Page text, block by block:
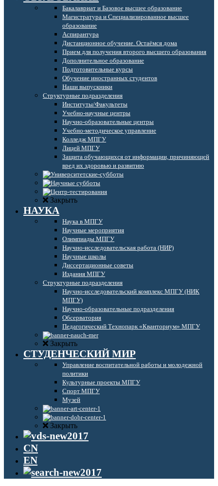
Бакалавриат и Базовое высшее образование
Магистратура и Специализированное высшее
образование
Аспирантура
Дистанционное обучение. Остаёмся дома
Прием для получения второго высшего образования
Дополнительное образование
Подготовительные курсы
Обучение иностранных студентов
Наши выпускники
Структурные подразделения
Институты/Факультеты
Учебно-научные центры
Научно-образовательные центры
Учебно-методическое управление
Колледж МПГУ
Лицей МПГУ
Защита обучающихся от информации, причиняющей
вред их здоровью и развитию
Закрыть
НАУКА
Наука в МПГУ
Научные мероприятия
Олимпиады МПГУ
Научно-исследовательская работа (НИР)
Научные школы
Диссертационные советы
Издания МПГУ
Структурные подразделения
Научно-исследовательский комплекс МПГУ (НИК
МПГУ)
Научно-образовательные подразделения
Обсерватория
Педагогический Технопарк «Кванториум» МПГУ
Закрыть
СТУДЕНЧЕСКИЙ МИР
Управление воспитательной работы и молодежной
политики
Культурные проекты МПГУ
Спорт МПГУ
Музей
Закрыть
CN
EN